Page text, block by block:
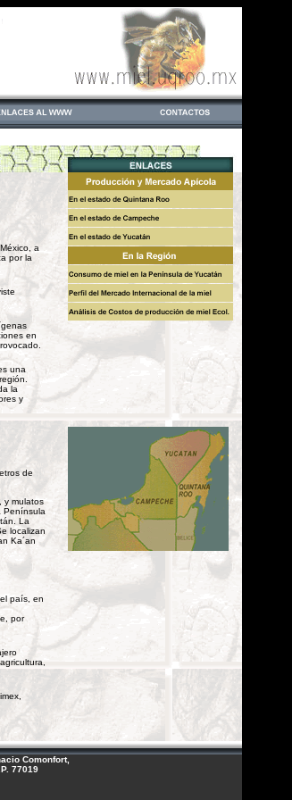
a
por la
en
una
la
y
de
y mulatos
Península
La
localizan
Ka´an
país, en
por
Comonfort,
77019